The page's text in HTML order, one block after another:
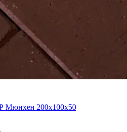
Мюнхен 200x100x50